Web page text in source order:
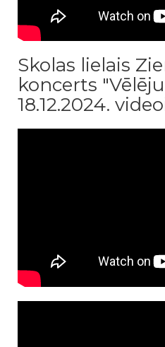
Skolas lielais
koncerts
18.12.2024.